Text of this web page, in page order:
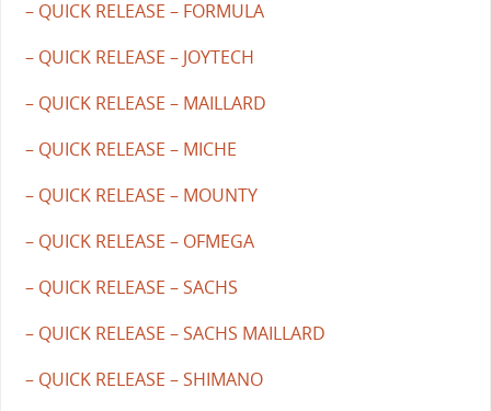
– QUICK RELEASE – FORMULA
– QUICK RELEASE – JOYTECH
– QUICK RELEASE – MAILLARD
– QUICK RELEASE – MICHE
– QUICK RELEASE – MOUNTY
– QUICK RELEASE – OFMEGA
– QUICK RELEASE – SACHS
– QUICK RELEASE – SACHS MAILLARD
– QUICK RELEASE – SHIMANO